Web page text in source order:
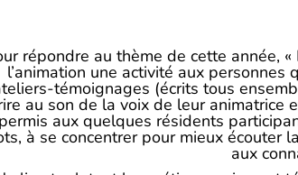
répondre au thème de cette année,
l’animation une activité aux
témoignages (écrits tous
au son de la voix de leur animatrice
permis aux quelques résidents
à se concentrer pour mieux écouter
aux